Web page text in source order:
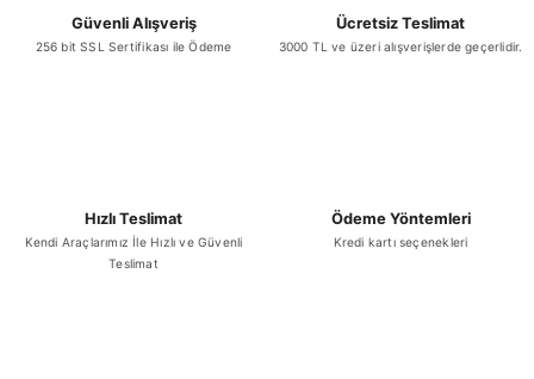
Güvenli Alışveriş
256 bit SSL Sertifikası ile Ödeme
Ücretsiz Teslimat
3000 TL ve üzeri alışverişlerde geçerlidir.
Hızlı Teslimat
Kendi Araçlarımız İle Hızlı ve Güvenli
Teslimat
Ödeme Yöntemleri
Kredi kartı seçenekleri